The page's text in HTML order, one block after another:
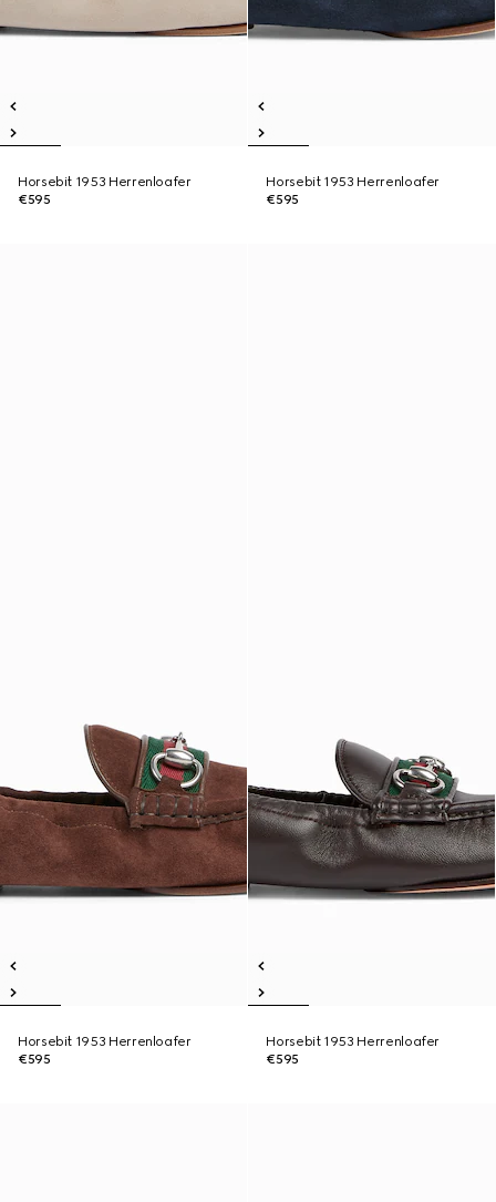
Horsebit 1953 Herrenloafer
€595
Horsebit 1953 Herrenloafer
€595
Horsebit 1953 Herrenloafer
€595
Horsebit 1953 Herrenloafer
€595